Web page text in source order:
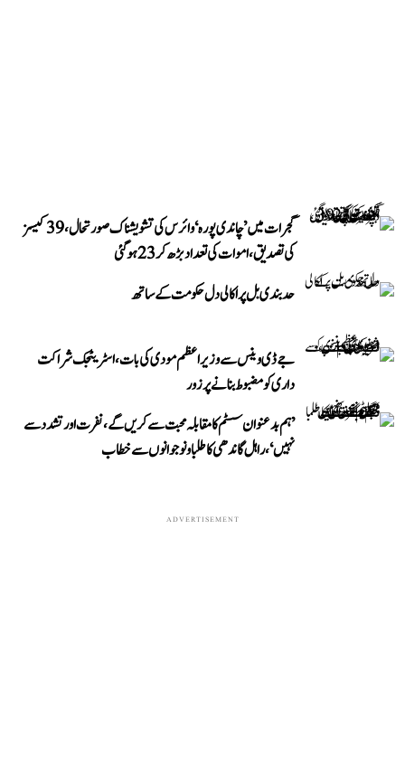
گجرات میں ’چاندی پورہ‘ وائرس کی تشویشناک صورتحال، 39 کیسز
کی تصدیق، اموات کی تعداد بڑھ کر 23 ہوگئی
حد بندی بل پر اکالی دل حکومت کے ساتھ
جے ڈی وینس سے وزیر اعظم مودی کی بات، اسٹریٹجک شراکت
داری کو مضبوط بنانے پر زور
’ہم بدعنوان سسٹم کا مقابلہ محبت سے کریں گے، نفرت اور تشدد سے
نہیں‘، راہل گاندھی کا طلبا و نوجوانوں سے خطاب
ADVERTISEMENT